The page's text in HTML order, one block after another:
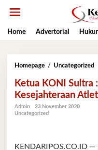
Home
Advertorial
Homepage / Uncategorized
:
Ketua KONI Sultra
Kesejahteraan
Admin
23 November 2020
Uncategorized
KENDARIPOS.CO.ID